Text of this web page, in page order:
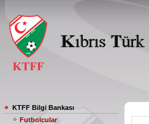
KTFF Bilgi Bankası
Futbolcular